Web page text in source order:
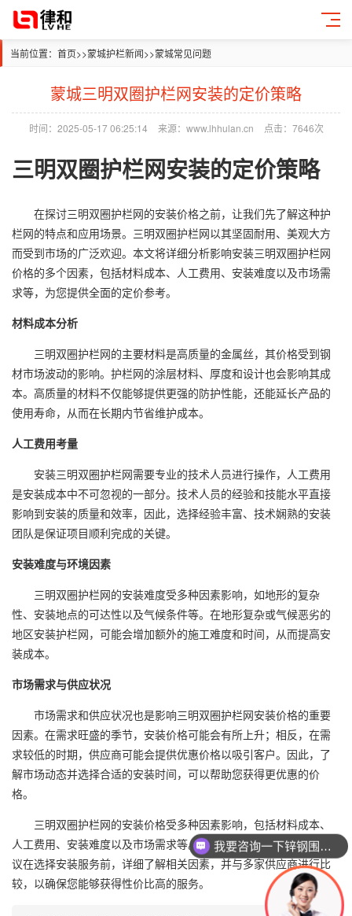
当前位置： 首页>>蒙城护栏新闻>>蒙城常见问题
蒙城三明双圈护栏网安装的定价策略
时间：2025-05-17 06:25:14 来源：www.lhhulan.cn 点击：7646次
三明双圈护栏网安装的定价策略
在探讨三明双圈护栏网的安装价格之前，让我们先了解这种护
栏网的特点和应用场景。三明双圈护栏网以其坚固耐用、美观大方
而受到市场的广泛欢迎。本文将详细分析影响安装三明双圈护栏网
价格的多个因素，包括材料成本、人工费用、安装难度以及市场需
求等，为您提供全面的定价参考。
材料成本分析
三明双圈护栏网的主要材料是高质量的金属丝，其价格受到钢
材市场波动的影响。护栏网的涂层材料、厚度和设计也会影响其成
本。高质量的材料不仅能够提供更强的防护性能，还能延长产品的
使用寿命，从而在长期内节省维护成本。
人工费用考量
安装三明双圈护栏网需要专业的技术人员进行操作，人工费用
是安装成本中不可忽视的一部分。技术人员的经验和技能水平直接
影响到安装的质量和效率，因此，选择经验丰富、技术娴熟的安装
团队是保证项目顺利完成的关键。
安装难度与环境因素
三明双圈护栏网的安装难度受多种因素影响，如地形的复杂
性、安装地点的可达性以及气候条件等。在地形复杂或气候恶劣的
地区安装护栏网，可能会增加额外的施工难度和时间，从而提高安
装成本。
市场需求与供应状况
市场需求和供应状况也是影响三明双圈护栏网安装价格的重要
因素。在需求旺盛的季节，安装价格可能会有所上升；相反，在需
求较低的时期，供应商可能会提供优惠价格以吸引客户。因此，了
解市场动态并选择合适的安装时间，可以帮助您获得更优惠的价
格。
三明双圈护栏网的安装价格受多种因素影响，包括材料成本、
人工费用、安装难度以及市场需求等。为了获得最合理的价格，建
议在选择安装服务前，详细了解相关因素，并与多家供应商进行比
较，以确保您能够获得性价比高的服务。
我要咨询一下锌钢围墙护栏